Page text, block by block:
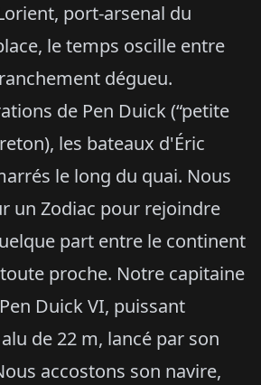
port-arsenal du
le temps oscille entre
dégueu.
de Pen Duick (“petite
les bateaux d'Éric
le long du quai. Nous
un Zodiac pour rejoindre
part entre le continent
proche. Notre capitaine
Duick VI, puissant
de 22 m, lancé par son
accostons son navire,